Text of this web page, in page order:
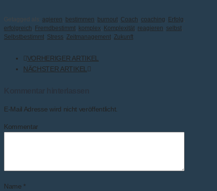
Getagged als: agieren, bestimmen, burnout, Coach, coaching, Erfolg,
erfolgreich, Fremdbestimmt, komplex, Komplexität, reagieren, selbst,
Selbstbestimmt, Stress, Zeitmanagement, Zukunft
VORHERIGER ARTIKEL
NÄCHSTER ARTIKEL
E-Mail Adresse wird nicht veröffentlicht.
Kommentar
Name *